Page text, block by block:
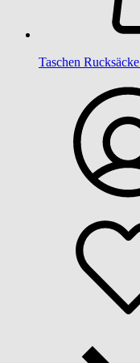
Taschen Rucksäcke